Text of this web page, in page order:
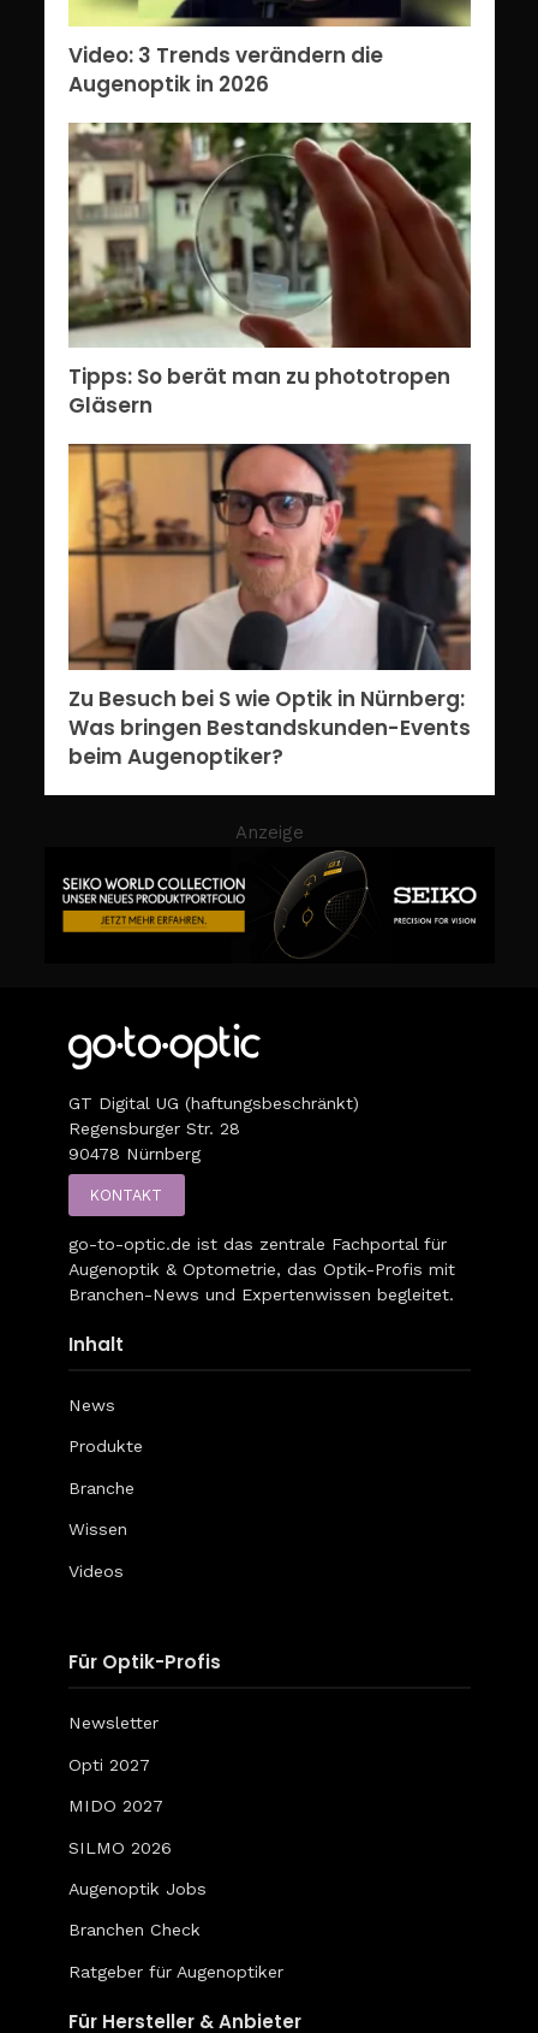
Video: 3 Trends verändern die
Augenoptik in 2026
Tipps: So berät man zu phototropen
Gläsern
Zu Besuch bei S wie Optik in Nürnberg:
Was bringen Bestandskunden-Events
beim Augenoptiker?
Anzeige
GT Digital UG (haftungsbeschränkt)
Regensburger Str. 28
90478 Nürnberg
KONTAKT
go-to-optic.de ist das zentrale Fachportal für
Augenoptik & Optometrie, das Optik-Profis mit
Branchen-News und Expertenwissen begleitet.
Inhalt
News
Produkte
Branche
Wissen
Videos
Für Optik-Profis
Newsletter
Opti 2027
MIDO 2027
SILMO 2026
Augenoptik Jobs
Branchen Check
Ratgeber für Augenoptiker
Für Hersteller & Anbieter